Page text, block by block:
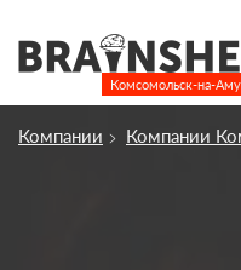
Комсомольск-на-
Компании Компании